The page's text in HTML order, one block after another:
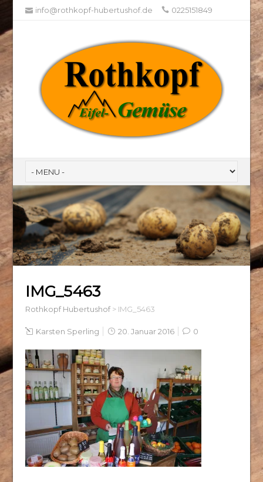
info@rothkopf-hubertushof.de 0225151849
IMG_5463
Rothkopf Hubertushof> IMG_5463
Karsten Sperling 20. Januar 2016 0